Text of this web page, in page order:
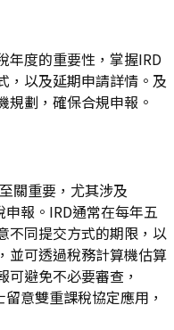
年度的重要性，掌握IRD
，以及延期申請詳情。及
規劃，確保合規申報。
關重要，尤其涉及
報。IRD通常在每年五
不同提交方式的期限，以
並可透過稅務計算機估算
避免不必要審查，
意雙重課稅協定應用，